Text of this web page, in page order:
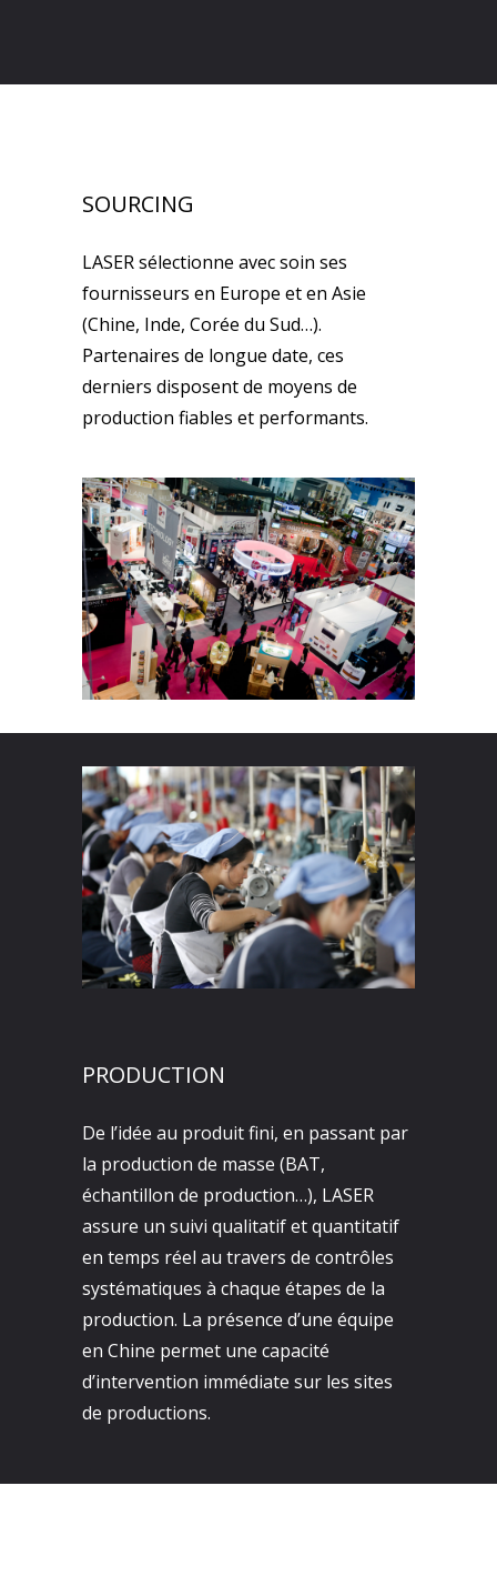
SOURCING
LASER sélectionne avec soin ses
fournisseurs en Europe et en Asie
(Chine, Inde, Corée du Sud…).
Partenaires de longue date, ces
derniers disposent de moyens de
production fiables et performants.
PRODUCTION
De l’idée au produit fini, en passant par
la production de masse (BAT,
échantillon de production…), LASER
assure un suivi qualitatif et quantitatif
en temps réel au travers de contrôles
systématiques à chaque étapes de la
production. La présence d’une équipe
en Chine permet une capacité
d’intervention immédiate sur les sites
de productions.